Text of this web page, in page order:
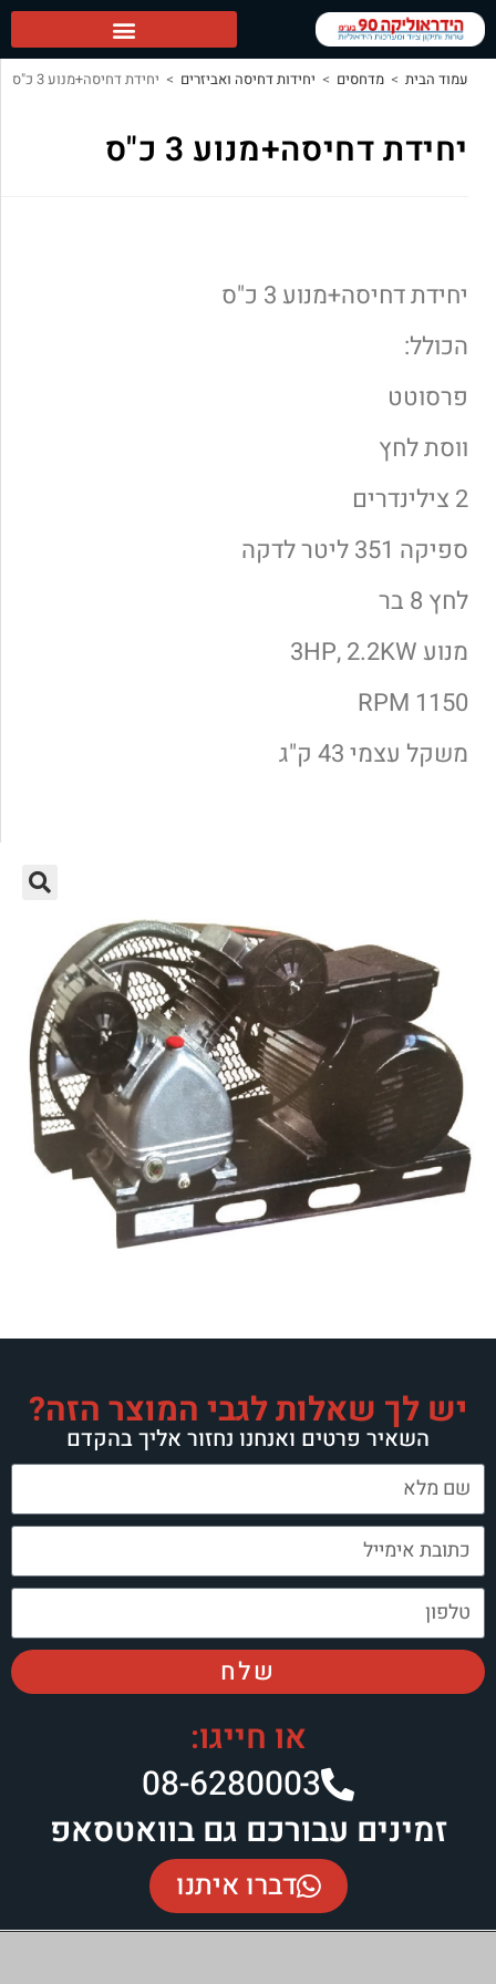
עמוד הבית > מדחסים > יחידות דחיסה ואביזרים > יחידת דחיסה+מנוע 3 כ"ס
יחידת דחיסה+מנוע 3 כ"ס
יחידת דחיסה+מנוע 3 כ"ס
הכולל:
פרסוטט
ווסת לחץ
2 צילינדרים
ספיקה 351 ליטר לדקה
לחץ 8 בר
מנוע 3HP, 2.2KW
1150 RPM
משקל עצמי 43 ק"ג
יש לך שאלות לגבי המוצר הזה?
השאיר פרטים ואנחנו נחזור אליך בהקדם
שלח
או חייגו:
08-6280003​
זמינים עבורכם גם בוואטסאפ
דברו איתנו